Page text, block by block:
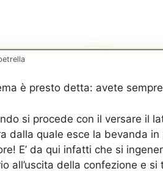
è presto detta: avete
si procede con il versare il
dalla quale esce la bevanda
E’ da qui infatti che si
all’uscita della confezione e